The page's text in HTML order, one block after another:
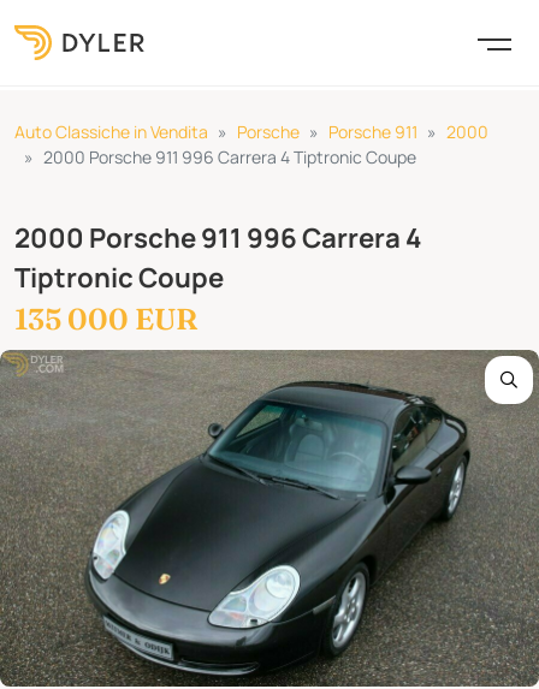
Auto Classiche in Vendita Porsche Porsche 911
2000
2000 Porsche 911 996 Carrera 4 Tiptronic Coupe
2000 Porsche 911 996 Carrera 4
Tiptronic Coupe
135 000 EUR